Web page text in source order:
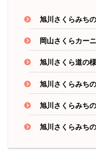
旭川さくらみち
岡山さくらカー
旭川さくら道の
旭川さくらみち
旭川さくらみち
旭川さくらみち